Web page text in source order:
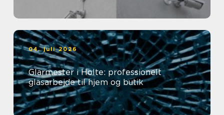
04. juli 2026
Glarmester i Holte: professionelt
glasarbejde til hjem og butik